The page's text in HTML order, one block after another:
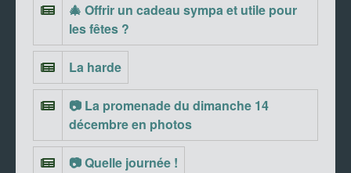
🎄 Offrir un cadeau sympa et utile pour
les fêtes ?
La harde
📷 La promenade du dimanche 14
décembre en photos
📷 Quelle journée !